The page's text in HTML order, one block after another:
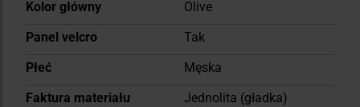
Kolor główny
Olive
Panel velcro
Tak
Płeć
Męska
Faktura materiału
Jednolita (gładka)